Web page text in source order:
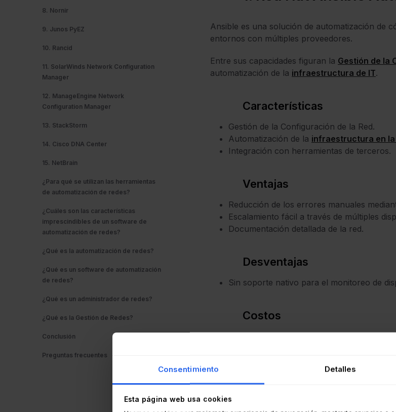
Consentimiento Detalles
Esta página web usa cookies
8. Nornir
9. Junos PyEZ
10. Rancid
11. SolarWinds Network Configuration
Manager
12. ManageEngine Network
Configuration Manager
13. StackStorm
14. Cisco DNA Center
15. NetBrain
¿Para qué se utilizan las herramientas
de automatización de redes?
¿Cuáles son las características
imprescindibles de un software de
automatización de redes?
¿Qué es la automatización de redes?
¿Qué es un software de automatización
de redes?
¿Qué es un administrador de redes?
¿Qué es la Gestión de Redes?
Conclusión
Preguntas frecuentes
Ansible es una solución de automatización de
entornos con múltiples proveedores.
Entre sus capacidades figuran la Gestión de la
automatización de la infraestructura de IT.
Características
Gestión de la Configuración de la Red.
Automatización de la infraestructura en la
Integración con herramientas de terceros.
Ventajas
Reducción de los errores manuales
Escalamiento fácil a través de múltiples
Documentación detallada de la red.
Desventajas
Sin soporte nativo para el monitoreo de
Costos
2. Puppet